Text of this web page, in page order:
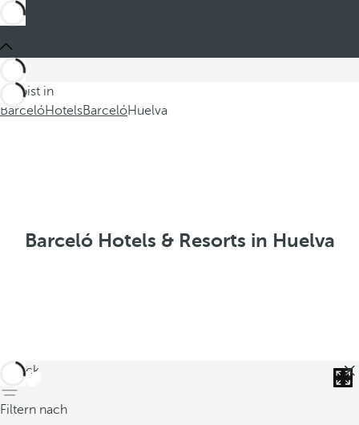
Du bist in
BarcelóHotelsBarcelóHuelva
Barceló Hotels & Resorts in Huelva
zurück
Filtern nach